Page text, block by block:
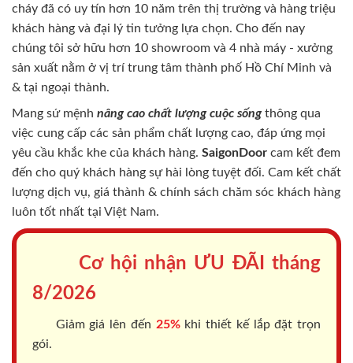
cháy đã có uy tín hơn 10 năm trên thị trường và hàng triệu
khách hàng và đại lý tin tưởng lựa chọn. Cho đến nay
chúng tôi sở hữu hơn 10 showroom và 4 nhà máy - xưởng
sản xuất nằm ở vị trí trung tâm thành phố Hồ Chí Minh và
& tại ngoại thành.
Mang sứ mệnh nâng cao chất lượng cuộc sốngthông qua
việc cung cấp các sản phẩm chất lượng cao, đáp ứng mọi
yêu cầu khắc khe của khách hàng. SaigonDoor cam kết đem
đến cho quý khách hàng sự hài lòng tuyệt đối. Cam kết chất
lượng dịch vụ, giá thành & chính sách chăm sóc khách hàng
luôn tốt nhất tại Việt Nam.
Cơ hội nhận ƯU ĐÃI tháng
8/2026
Giảm giá lên đến 25%khi thiết kế lắp đặt trọn
gói.